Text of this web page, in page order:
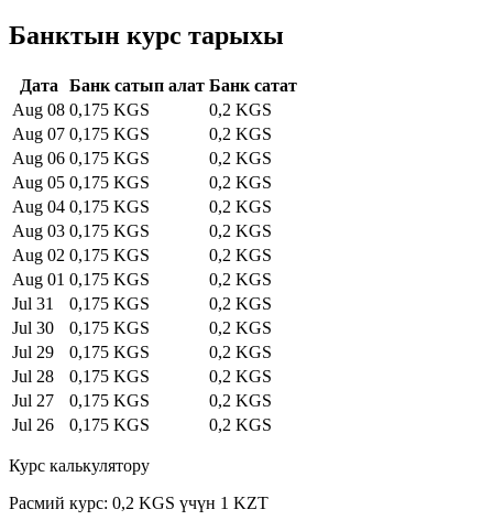
Банктын курс тарыхы
Дата Банк сатып алат Банк сатат
Aug 08 0,175 KGS
0,2 KGS
Aug 07 0,175 KGS
0,2 KGS
Aug 06 0,175 KGS
0,2 KGS
Aug 05 0,175 KGS
0,2 KGS
Aug 04 0,175 KGS
0,2 KGS
Aug 03 0,175 KGS
0,2 KGS
Aug 02 0,175 KGS
0,2 KGS
Aug 01 0,175 KGS
0,2 KGS
Jul 31
0,175 KGS
0,2 KGS
Jul 30
0,175 KGS
0,2 KGS
Jul 29
0,175 KGS
0,2 KGS
Jul 28
0,175 KGS
0,2 KGS
Jul 27
0,175 KGS
0,2 KGS
Jul 26
0,175 KGS 0,2 KGS
Курс калькулятору
Расмий курс: 0,2 KGS үчүн 1 KZT